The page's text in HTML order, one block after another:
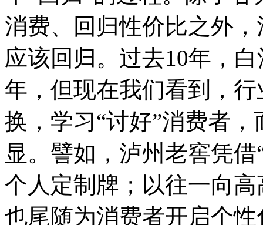
消费、回归性价比之外
应该回归。过去10年，
年，但现在我们看到，
换，学习“讨好”消费者
显。譬如，泸州老窖凭
个人定制牌；以往一向
也尾随为消费者开启个